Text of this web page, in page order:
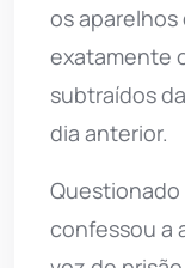
os
exatamente
subtraídos
dia anterior.
confessou a